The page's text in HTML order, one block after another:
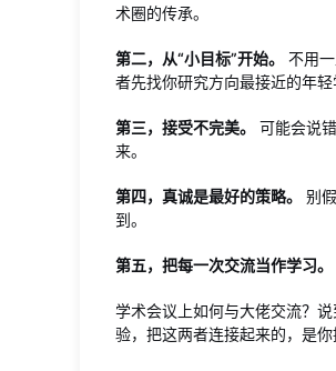
术圈的传承。
第二，从“小目标”开始。
不用
者先找你研究方向最接近的年轻
第三，接受不完美。
可能会说
来。
第四，真诚是最好的策略。
别
到。
第五，把每一次交流当作学习。
学术会议上如何与大佬交流？
验，把这两者连接起来的，是